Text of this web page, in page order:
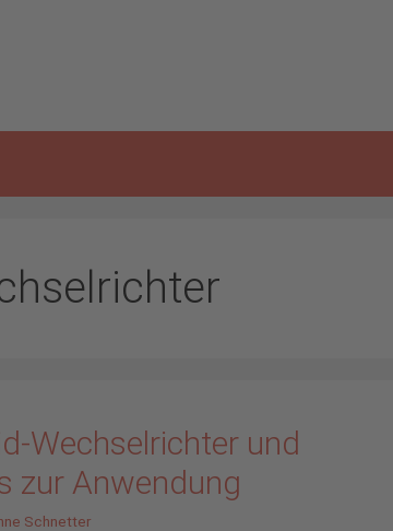
Wechselrichter und
zur Anwendung
Schnetter